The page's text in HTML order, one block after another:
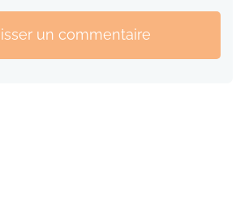
un commentaire